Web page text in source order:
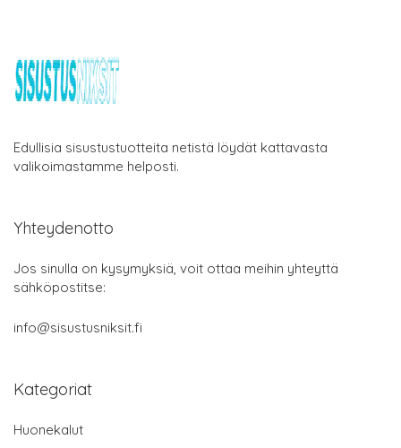
Edullisia sisustustuotteita netistä löydät kattavasta
valikoimastamme helposti.
Yhteydenotto
Jos sinulla on kysymyksiä, voit ottaa meihin yhteyttä
sähköpostitse:
info@sisustusniksit.fi
Kategoriat
Huonekalut